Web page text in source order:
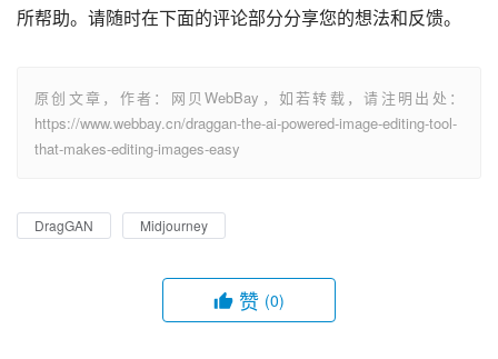
所帮助。请随时在下面的评论部分分享您的想法和反馈。
原创文章，作者：网贝WebBay，如若转载，请注明出处：
https://www.webbay.cn/draggan-the-ai-powered-image-editing-tool-
that-makes-editing-images-easy
DragGAN Midjourney
赞 (0)